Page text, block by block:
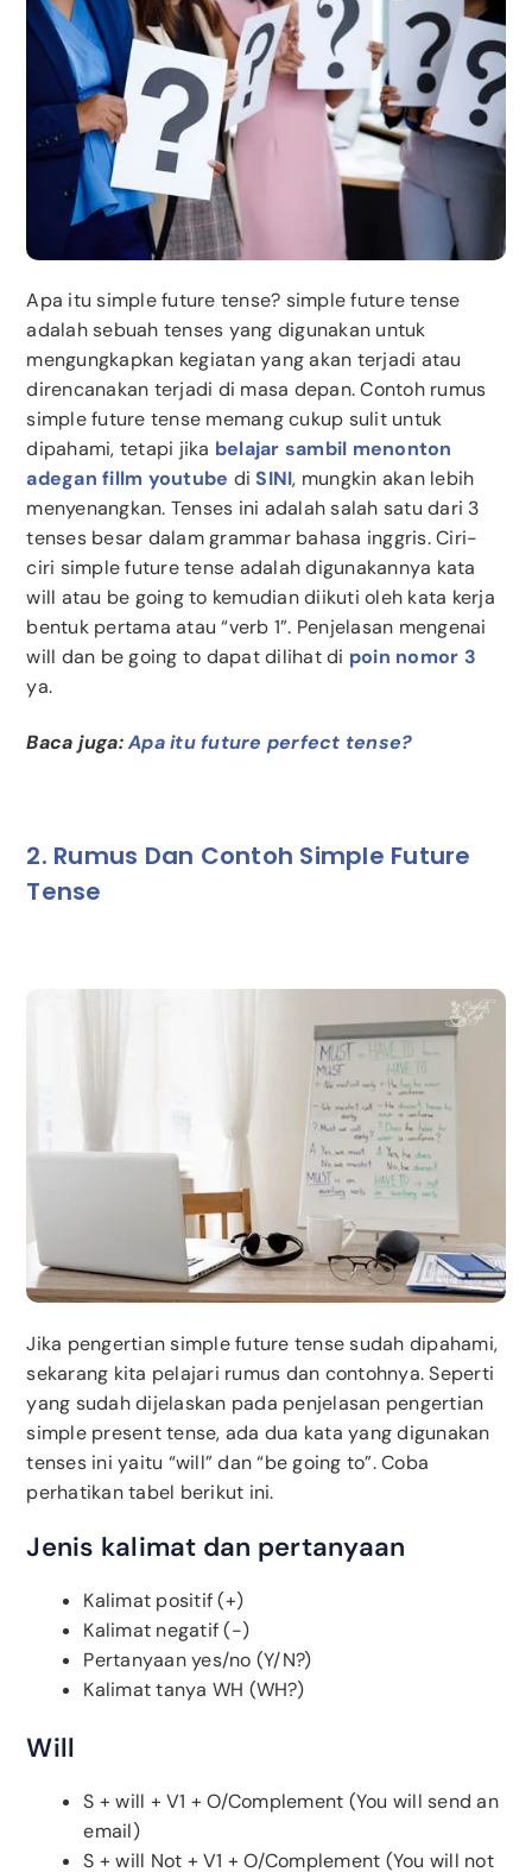
Apa itu simple future tense? simple future tense
adalah sebuah tenses yang digunakan untuk
mengungkapkan kegiatan yang akan terjadi atau
direncanakan terjadi di masa depan. Contoh rumus
simple future tense memang cukup sulit untuk
dipahami, tetapi jika belajar sambil menonton
adegan fillm youtube diSINI, mungkin akan lebih
menyenangkan. Tenses ini adalah salah satu dari 3
tenses besar dalam grammar bahasa inggris. Ciri-
ciri simple future tense adalah digunakannya kata
will atau be going to kemudian diikuti oleh kata kerja
bentuk pertama atau “verb 1”. Penjelasan mengenai
will dan be going to dapat dilihat di poin nomor 3
ya.
Baca juga:Apa itu future perfect tense?
2. Rumus Dan Contoh Simple Future
Tense
Jika pengertian simple future tense sudah dipahami,
sekarang kita pelajari rumus dan contohnya. Seperti
yang sudah dijelaskan pada penjelasan pengertian
simple present tense, ada dua kata yang digunakan
tenses ini yaitu “will” dan “be going to”. Coba
perhatikan tabel berikut ini.
Jenis kalimat dan pertanyaan
Kalimat positif (+)
Kalimat negatif (-)
Pertanyaan yes/no (Y/N?)
Kalimat tanya WH (WH?)
Will
S + will + V1 + O/Complement (You will send an
email)
S + will Not + V1 + O/Complement (You will not